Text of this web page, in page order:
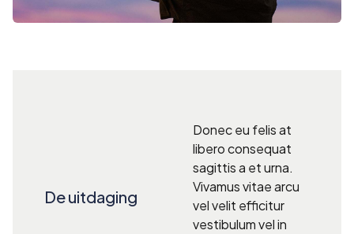
De uitdaging
Donec eu felis at
libero consequat
sagittis a et urna.
Vivamus vitae arcu
vel velit efficitur
vestibulum vel in